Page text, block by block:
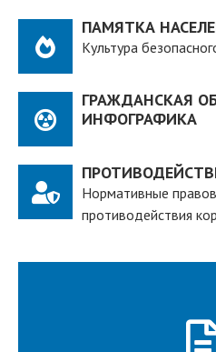
ПАМЯТКА
Культура
ГРАЖДАНСКАЯ
ИНФОГРАФИКА
Нормативные
противодействия